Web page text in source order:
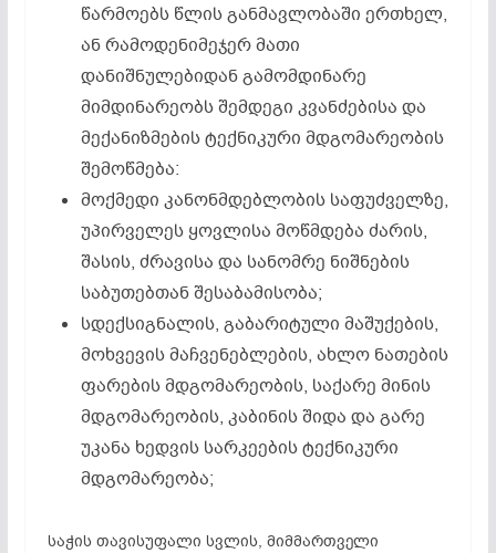
წარმოებს წლის განმავლობაში ერთხელ,
ან რამოდენიმეჯერ მათი
დანიშნულებიდან გამომდინარე
მიმდინარეობს შემდეგი კვანძებისა და
მექანიზმების ტექნიკური მდგომარეობის
შემოწმება:
მოქმედი კანონმდებლობის საფუძველზე,
უპირველეს ყოვლისა მოწმდება ძარის,
შასის, ძრავისა და სანომრე ნიშნების
საბუთებთან შესაბამისობა;
სდექსიგნალის, გაბარიტული მაშუქების,
მოხვევის მაჩვენებლების, ახლო ნათების
ფარების მდგომარეობის, საქარე მინის
მდგომარეობის, კაბინის შიდა და გარე
უკანა ხედვის სარკეების ტექნიკური
მდგომარეობა;
საჭის თავისუფალი სვლის, მიმმართველი